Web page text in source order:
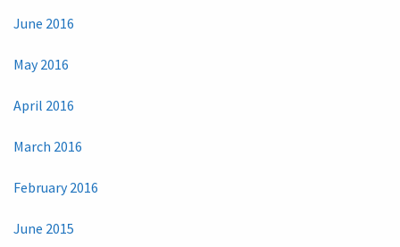
June 2016
May 2016
April 2016
March 2016
February 2016
June 2015